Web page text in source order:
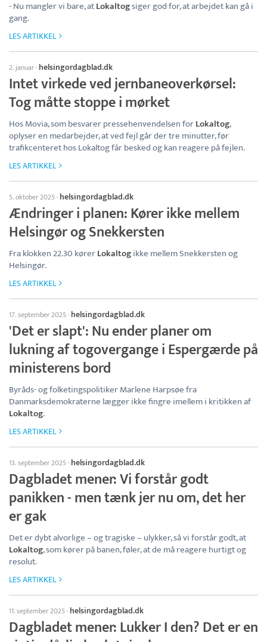
- Nu mangler vi bare, atLokaltogsiger god for, at arbejdet kan gå i
gang.
LES ARTIKKEL
2. januar· helsingordagblad.dk
Intet virkede ved jernbaneoverkørsel:
Tog måtte stoppe i mørket
Hos Movia, som besvarer pressehenvendelsen forLokaltog,
oplyser en medarbejder, at ved fejl går der tre minutter, før
trafikcenteret hos Lokaltog får besked og kan reagere på fejlen.
LES ARTIKKEL
5. oktober 2025· helsingordagblad.dk
Ændringer i planen: Kører ikke mellem
Helsingør og Snekkersten
Fra klokken 22.30 kørerLokaltogikke mellem Snekkersten og
Helsingør.
LES ARTIKKEL
17. september 2025· helsingordagblad.dk
'Det er slapt': Nu ender planer om
lukning af togovergange i Espergærde på
ministerens bord
Byråds- og folketingspolitiker Marlene Harpsøe fra
Danmarksdemokraterne lægger ikke fingre imellem i kritikken af
Lokaltog.
LES ARTIKKEL
13. september 2025· helsingordagblad.dk
Dagbladet mener: Vi forstår godt
panikken - men tænk jer nu om, det her
er gak
Det er dybt alvorlige – og tragiske – ulykker, så vi forstår godt, at
Lokaltog, som kører på banen, føler, at de må reagere hurtigt og
resolut.
LES ARTIKKEL
11. september 2025· helsingordagblad.dk
Dagbladet mener: Lukker I den? Det er en